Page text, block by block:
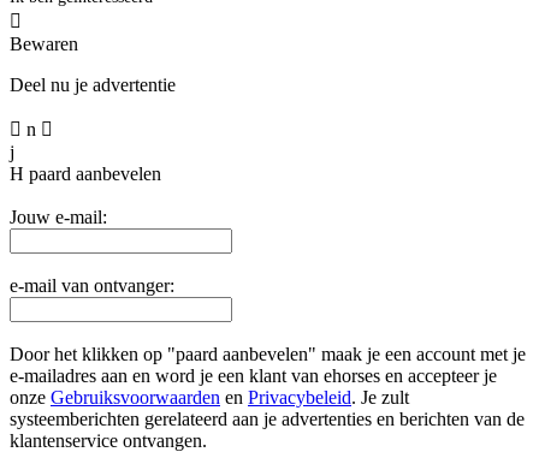

Bewaren
Deel nu je advertentie
 n 
j
H paard aanbevelen
Jouw e-mail:
e-mail van ontvanger:
Door het klikken op "paard aanbevelen" maak je een account met je
e-mailadres aan en word je een klant van ehorses en accepteer je
onze Gebruiksvoorwaarden en Privacybeleid. Je zult
systeemberichten gerelateerd aan je advertenties en berichten van de
klantenservice ontvangen.